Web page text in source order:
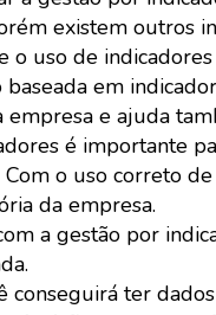
existem outros
uso de
baseada em
e ajuda
é importante
o uso correto
da empresa.
a gestão por
conseguirá ter